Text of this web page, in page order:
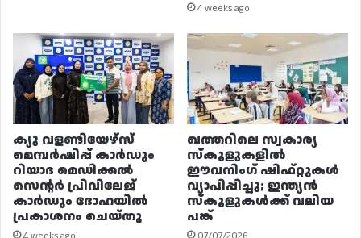
4 weeks ago
ക്യു വളണ്ടിയേഴ്‌സ്
മെമ്പർഷിപ്പ് കാർഡും
റിയാദ മെഡിക്കൽ
സെന്റർ പ്രിവിലേജ്
കാർഡും ദോഹയിൽ
പ്രകാശനം ചെയ്തു
ഖത്തറിലെ സ്വകാര്യ
സ്കൂളുകളിൽ
ഈവനിംഗ് ഷിഫ്റ്റുകൾ
വ്യാപിപ്പിച്ചു; ഇന്ത്യൻ
സ്കൂളുകൾക്ക് വലിയ
പങ്ക്